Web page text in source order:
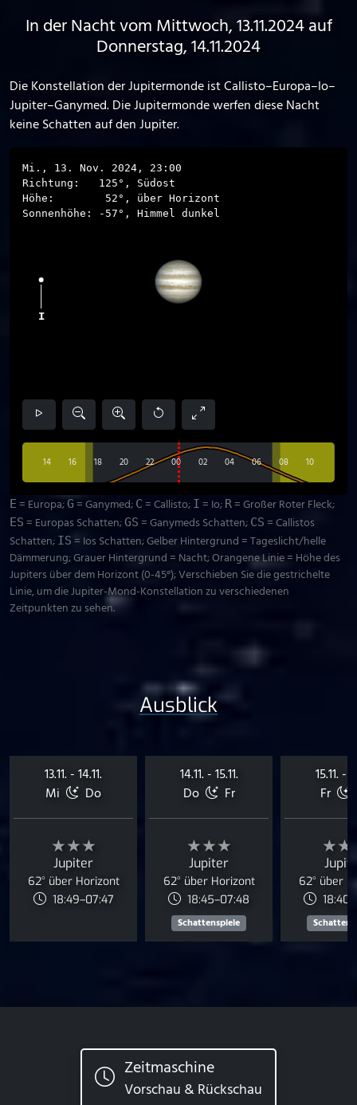
In der Nacht vom Mittwoch, 13.11.2024 auf
Donnerstag, 14.11.2024
Die Konstellation der Jupitermonde ist Callisto–Europa–Io–
Jupiter–Ganymed. Die Jupitermonde werfen diese Nacht
keine Schatten auf den Jupiter.
Mi., 13. Nov. 2024, 23:00
Richtung:
125 °, Südost
Höhe:
52 °, über Horizont
Sonnenhöhe:
-57 °, Himmel dunkel
14 16 18 20 22 00 02 04 06 08 10
E = Europa;G = Ganymed; C = Callisto; I = Io; R = Großer Roter Fleck;
ES = Europas Schatten;GS = Ganymeds Schatten; CS = Callistos
Schatten; IS = Ios Schatten; Gelber Hintergrund = Tageslicht/helle
Dämmerung; Grauer Hintergrund = Nacht; Orangene Linie = Höhe des
Jupiters über dem Horizont (0-45°); Verschieben Sie die gestrichelte
Linie, um die Jupiter-Mond-Konstellation zu verschiedenen
Zeitpunkten zu sehen.
Ausblick
13.11. - 14.11.
Mi
Do
★★★
Jupiter
62° über Horizont
18:49–07:47
14.11. - 15.11.
Do
Fr
★★★
Jupiter
62° über Horizont
18:45–07:48
Schattenspiele
15.11. -
Fr
62° über
Zeitmaschine
Vorschau & Rückschau